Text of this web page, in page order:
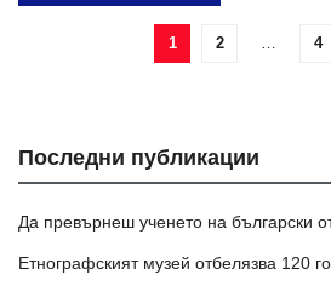
1 2 … 4
Последни публикации
Да превърнеш ученето на български
Етнографският музей отбелязва 120